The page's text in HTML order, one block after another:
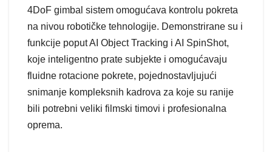
4DoF gimbal sistem omogućava kontrolu pokreta
na nivou robotičke tehnologije. Demonstrirane su i
funkcije poput AI Object Tracking i AI SpinShot,
koje inteligentno prate subjekte i omogućavaju
fluidne rotacione pokrete, pojednostavljujući
snimanje kompleksnih kadrova za koje su ranije
bili potrebni veliki filmski timovi i profesionalna
oprema.